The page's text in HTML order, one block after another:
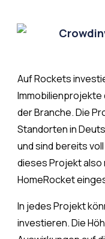
Auf Rockets
der Branche. Die
Standorten in
und sind bereits
dieses Projekt also
HomeRocket
In jedes Projekt
investieren. Die